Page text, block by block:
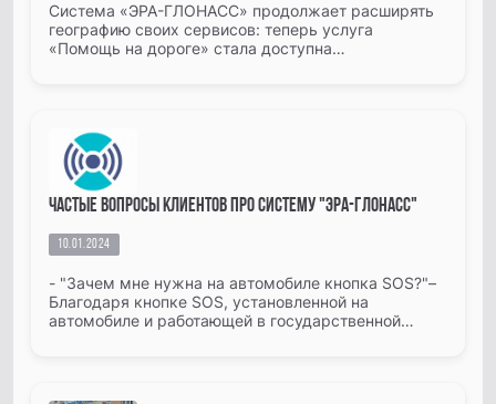
Система «ЭРА-ГЛОНАСС» продолжает расширять
географию своих сервисов: теперь услуга
«Помощь на дороге» стала доступна
Частые вопросы Клиентов про систему "ЭРА-ГЛОНАСС"
10.01.2024
- "Зачем мне нужна на автомобиле кнопка SOS?"–
Благодаря кнопке SOS, установленной на
автомобиле и работающей в государственной